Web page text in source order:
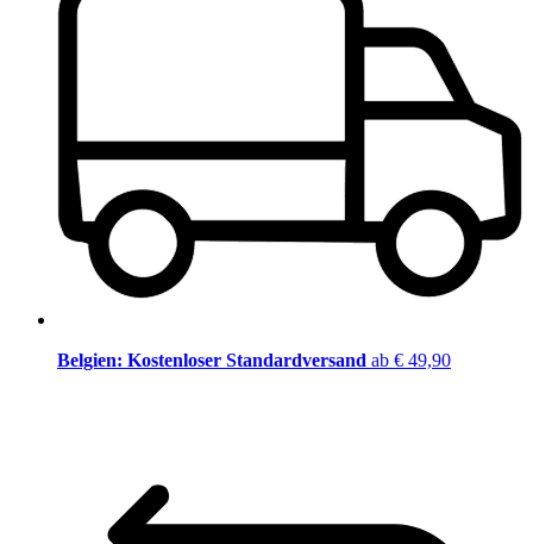
Belgien: Kostenloser Standardversand ab € 49,90